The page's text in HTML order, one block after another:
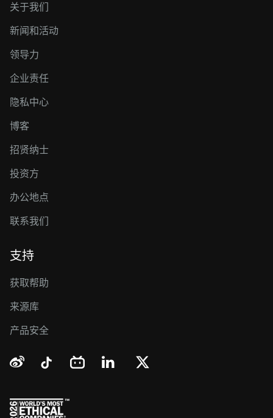
关于我们
新闻和活动
领导力
企业责任
隐私中心
博客
招贤纳士
投资方
办公地点
联系我们
支持
获取帮助
来源库
产品安全